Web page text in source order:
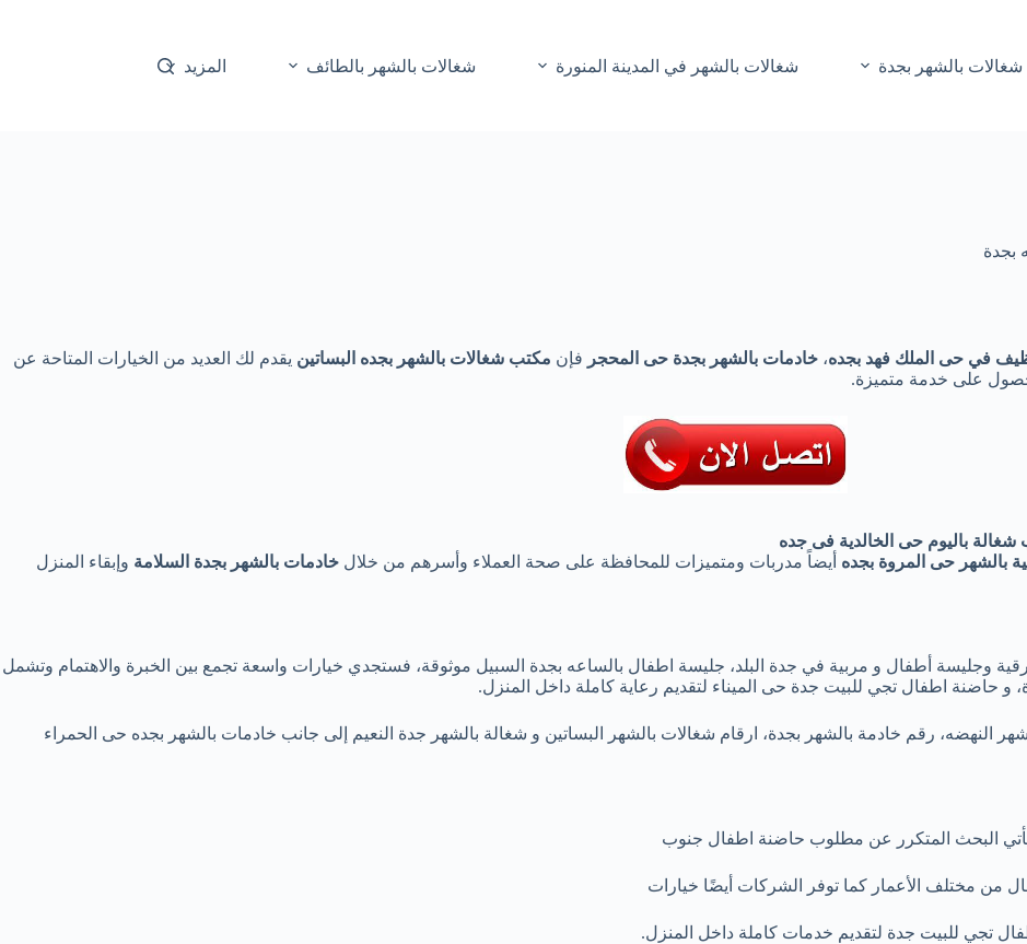
شغالات بالشهر بجدة شغالات بالشهر في المدينة المنورة شغالات بالشهر بالطائف المزيد
بجدة
في حى الملك فهد بجده، خادمات بالشهر بجدة حى المحجر فإن مكتب شغالات بالشهر بجده البساتين يقدم لك العديد من الخيارات المتاحة عن
على خدمة متميزة.
باليوم حى الخالدية فى جده
بالشهر حى المروة بجده أيضاً مدربات ومتميزات للمحافظة على صحة العملاء وأسرهم من خلال خادمات بالشهر بجدة السلامة وإبقاء المنزل
وجليسة أطفال و مربية في جدة البلد، جليسة اطفال بالساعه بجدة السبيل موثوقة، فستجدي خيارات واسعة تجمع بين الخبرة والاهتمام وتشمل
و حاضنة اطفال تجي للبيت جدة حى الميناء لتقديم رعاية كاملة داخل المنزل.
النهضه، رقم خادمة بالشهر بجدة، ارقام شغالات بالشهر البساتين و شغالة بالشهر جدة النعيم إلى جانب خادمات بالشهر بجده حى الحمراء
يأتي البحث المتكرر عن مطلوب حاضنة اطفال جنوب
من مختلف الأعمار كما توفر الشركات أيضًا خيارات
تجي للبيت جدة لتقديم خدمات كاملة داخل المنزل.